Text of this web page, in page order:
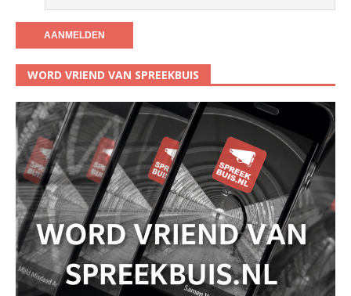
WORD VRIEND VAN SPREEKBUIS